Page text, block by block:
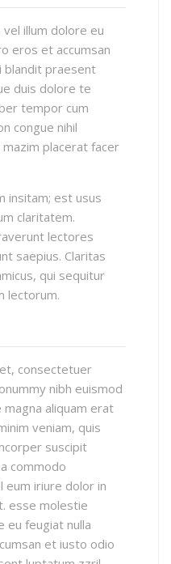
illum dolore eu
eros et accumsan
blandit praesent
duis dolore te
tempor cum
congue nihil
placerat facer
insitam; est usus
claritatem.
lectores
saepius. Claritas
qui sequitur
lectorum.
consectetuer
nibh euismod
aliquam erat
veniam, quis
suscipit
commodo
eum iriure dolor in
esse molestie
eu feugiat nulla
et iusto odio